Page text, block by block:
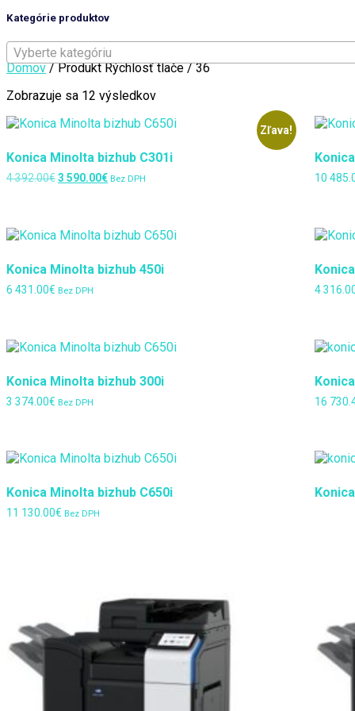
Kategórie produktov
Vyberte kategóriu
Domov/ Produkt Rýchlosť tlače / 36
Zobrazuje sa 12 výsledkovZoradené
najnovších
Zľava!
Konica Minolta bizhub C301i
4 392.00€Pôvodná
392.00€.
3 590.00€Aktuálna
590.00€.
Bez DPH 10
Konica Minolta bizhub 450i
6 431.00€ Bez DPH 4
Konica Minolta bizhub 300i
3 374.00€ Bez DPH 16
Konica Minolta bizhub C650i
11 130.00€ Bez DPH